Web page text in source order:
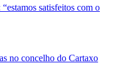
satisfeitos com o
no concelho do Cartaxo